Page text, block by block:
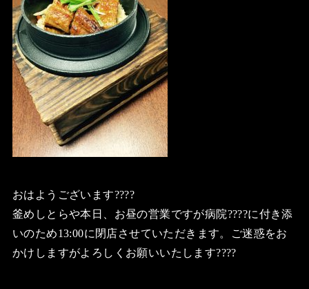
おはようございます????
釜めしとらや本日、お昼の営業ですが病院????に付き添
いのため13:00に閉店させていただきます。ご迷惑をお
かけしますがよろしくお願いいたします????